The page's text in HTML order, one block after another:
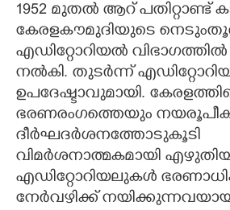
1952 മുതൽ ആറ് പതിറ്റാണ്ട്
കേരളകൗമുദിയുടെ
എഡിറ്റോറിയൽ
നൽകി. തുടർന്ന്
ഉപദേഷ്ടാവുമായി.
ഭരണരംഗത്തെയും
ദീർഘദർശനത്തോടുകൂടി
വിമർശനാത്മകമായി
എഡിറ്റോറിയലുകൾ
നേർവഴിക്ക്